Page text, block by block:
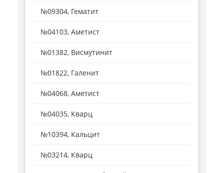
№09304, Гематит
№04103, Аметист
№01382, Висмутинит
№01822, Галенит
№04068, Аметист
№04035, Кварц
№10394, Кальцит
№03214, Кварц